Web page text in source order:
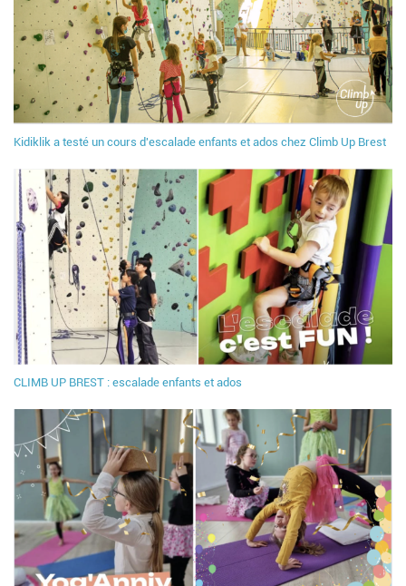
Kidiklik a testé un cours d'escalade enfants et ados chez Climb Up Brest
CLIMB UP BREST : escalade enfants et ados